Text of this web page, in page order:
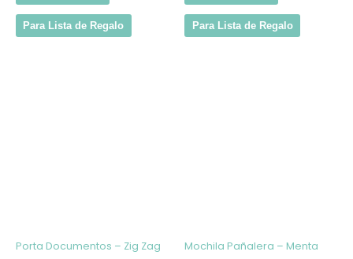
Para Lista de Regalo Para Lista de Regalo
Porta Documentos – Zig Zag
Mochila Pañalera – Menta